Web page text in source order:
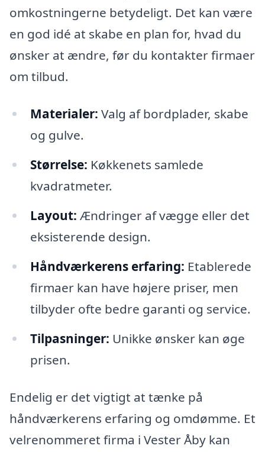
omkostningerne betydeligt. Det kan være
en god idé at skabe en plan for, hvad du
ønsker at ændre, før du kontakter firmaer
om tilbud.
Materialer: Valg af bordplader, skabe
og gulve.
Størrelse: Køkkenets samlede
kvadratmeter.
Layout: Ændringer af vægge eller det
eksisterende design.
Håndværkerens erfaring: Etablerede
firmaer kan have højere priser, men
tilbyder ofte bedre garanti og service.
Tilpasninger: Unikke ønsker kan øge
prisen.
Endelig er det vigtigt at tænke på
håndværkerens erfaring og omdømme. Et
velrenommeret firma i Vester Åby kan